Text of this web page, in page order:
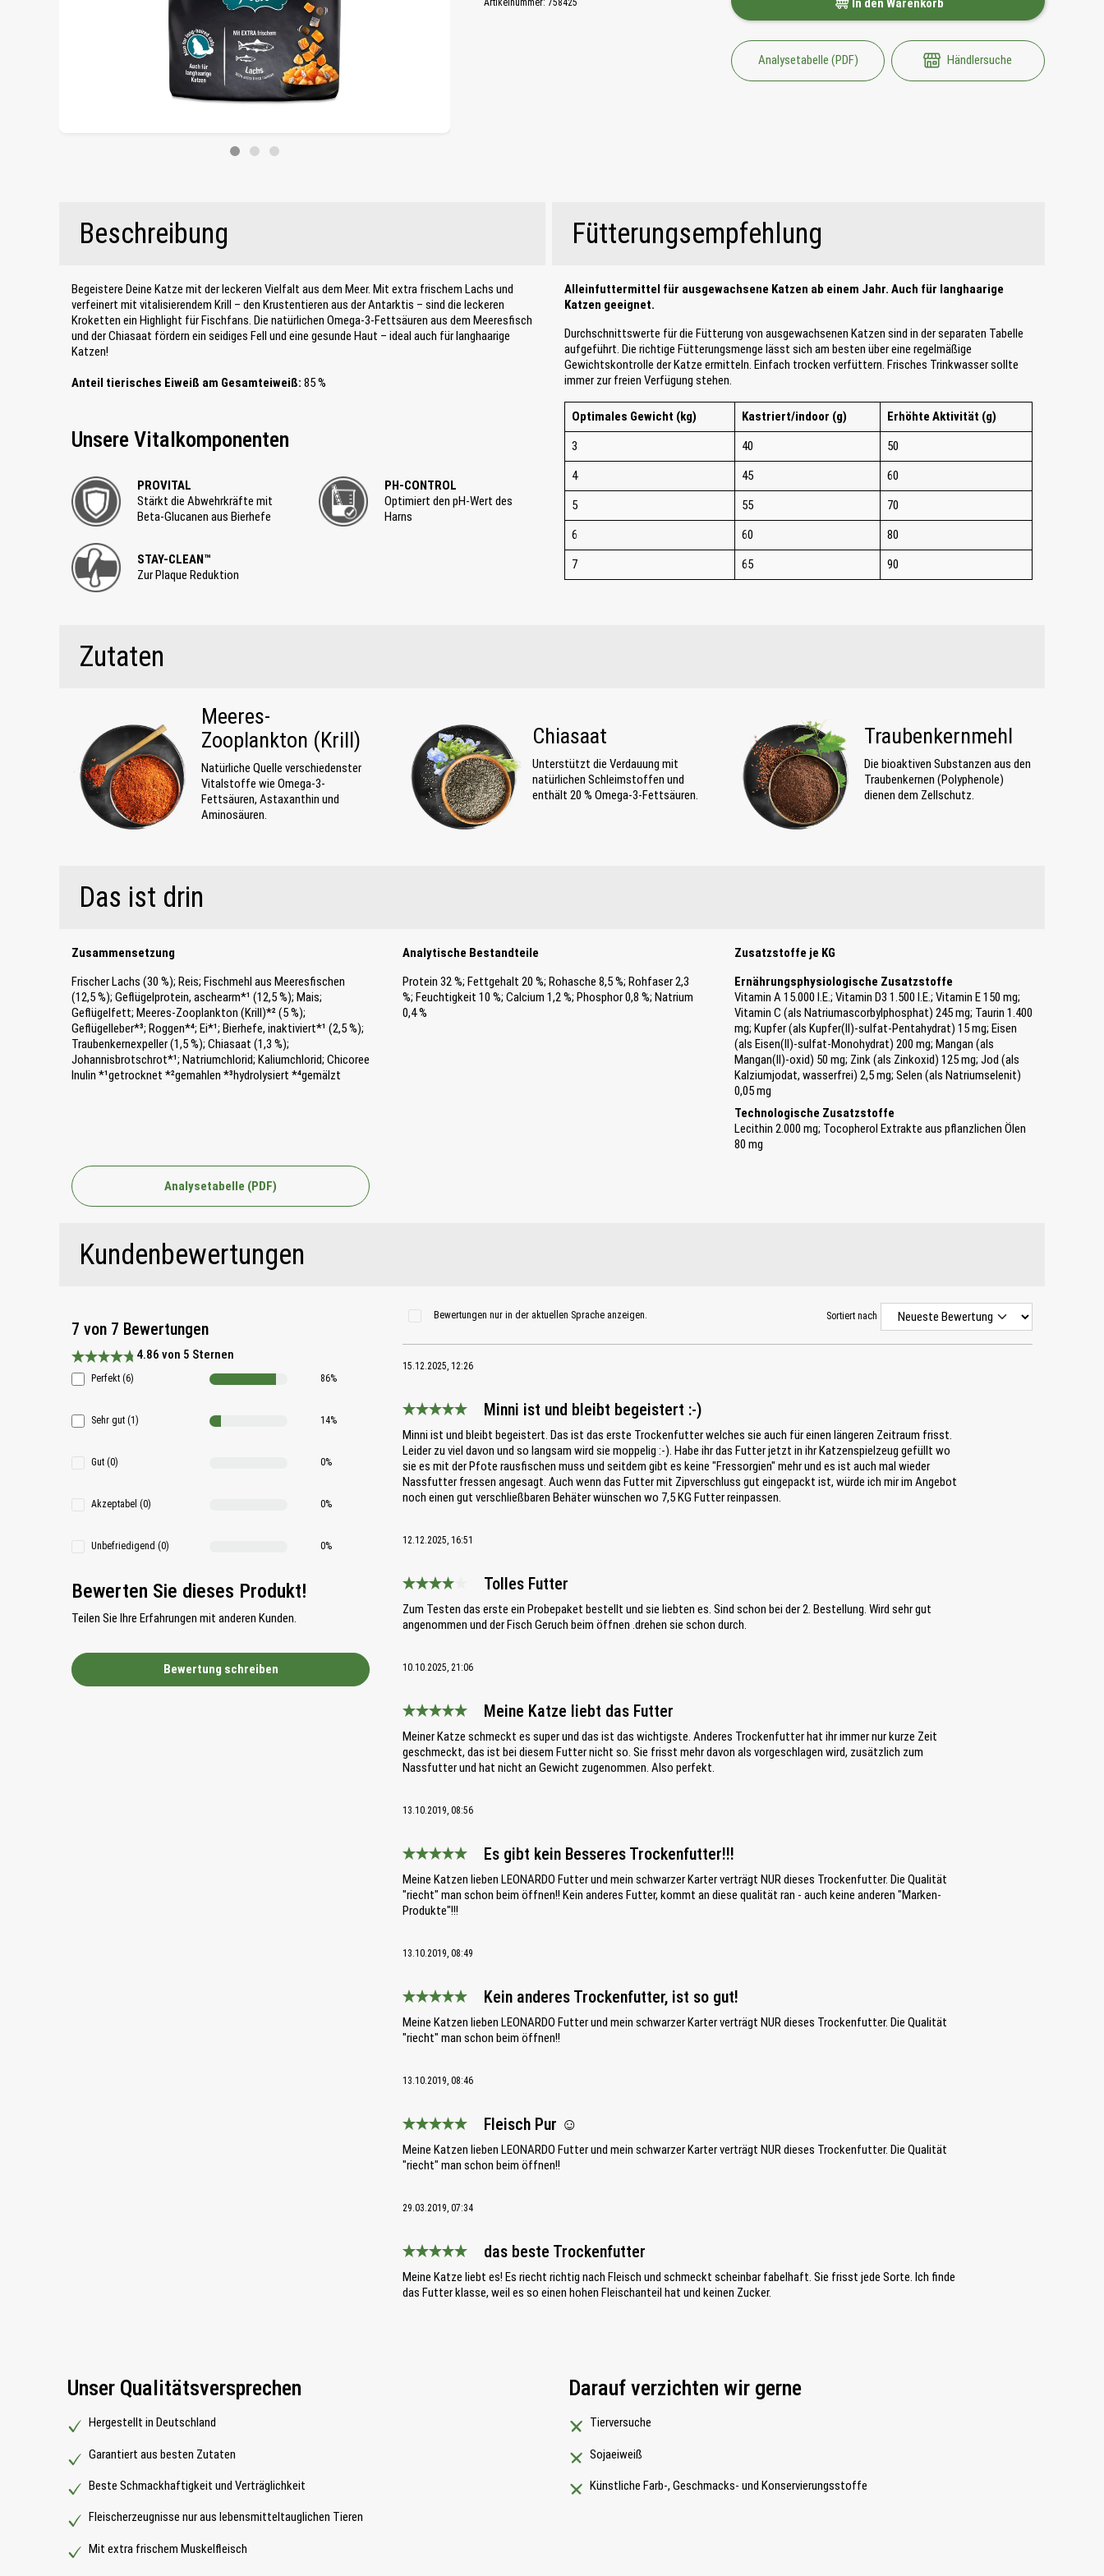
In den Warenkorb
Analysetabelle (PDF) Händlersuche
Beschreibung
Begeistere Deine Katze mit der leckeren Vielfalt aus dem Meer. Mit extra frischem Lachs und
verfeinert mit vitalisierendem Krill – den Krustentieren aus der Antarktis – sind die leckeren
Kroketten ein Highlight für Fischfans. Die natürlichen Omega-3-Fettsäuren aus dem Meeresfisch
und der Chiasaat fördern ein seidiges Fell und eine gesunde Haut – ideal auch für langhaarige
Katzen!
Anteil tierisches Eiweiß am Gesamteiweiß: 85 %
Unsere Vitalkomponenten
PROVITAL
Stärkt die Abwehrkräfte mit
Beta-Glucanen aus Bierhefe
PH-CONTROL
Optimiert den pH-Wert des
Harns
STAY-CLEAN™
Zur Plaque Reduktion
Zutaten
Meeres-
Zooplankton (Krill)
Natürliche Quelle verschiedenster
Vitalstoffe wie Omega-3-
Fettsäuren, Astaxanthin und
Aminosäuren.
Chiasaat
Unterstützt die Verdauung mit
natürlichen Schleimstoffen und
enthält 20 % Omega-3-Fettsäuren.
Traubenkernmehl
Die bioaktiven Substanzen aus den
Traubenkernen (Polyphenole)
dienen dem Zellschutz.
Fütterungsempfehlung
Alleinfuttermittel für ausgewachsene Katzen ab einem Jahr. Auch für langhaarige
Katzen geeignet.
Durchschnittswerte für die Fütterung von ausgewachsenen Katzen sind in der separaten Tabelle
aufgeführt. Die richtige Fütterungsmenge lässt sich am besten über eine regelmäßige
Gewichtskontrolle der Katze ermitteln. Einfach trocken verfüttern. Frisches Trinkwasser sollte
immer zur freien Verfügung stehen.
Optimales Gewicht (kg) Kastriert/indoor (g)
Erhöhte Aktivität (g)
3
40
50
4
45
60
5
55
70
6
60
80
7
65 90
Das ist drin
Zusammensetzung
Frischer Lachs (30 %); Reis; Fischmehl aus Meeresfischen
(12,5 %); Geflügelprotein, aschearm*¹ (12,5 %); Mais;
Geflügelfett; Meeres-Zooplankton (Krill)*² (5 %);
Geflügelleber*³; Roggen*⁴; Ei*¹; Bierhefe, inaktiviert*¹ (2,5 %);
Traubenkernexpeller (1,5 %); Chiasaat (1,3 %);
Johannisbrotschrot*¹; Natriumchlorid; Kaliumchlorid; Chicoree
Inulin *¹getrocknet *²gemahlen *³hydrolysiert *⁴gemälzt
Analytische Bestandteile
Protein 32 %; Fettgehalt 20 %; Rohasche 8,5 %; Rohfaser 2,3
%; Feuchtigkeit 10 %; Calcium 1,2 %; Phosphor 0,8 %; Natrium
0,4 %
Zusatzstoffe je KG
Ernährungsphysiologische Zusatzstoffe
Vitamin A 15.000 I.E.; Vitamin D3 1.500 I.E.; Vitamin E 150 mg;
Vitamin C (als Natriumascorbylphosphat) 245 mg; Taurin 1.400
mg; Kupfer (als Kupfer(II)-sulfat-Pentahydrat) 15 mg; Eisen
(als Eisen(II)-sulfat-Monohydrat) 200 mg; Mangan (als
Mangan(II)-oxid) 50 mg; Zink (als Zinkoxid) 125 mg; Jod (als
Kalziumjodat, wasserfrei) 2,5 mg; Selen (als Natriumselenit)
0,05 mg
Technologische Zusatzstoffe
Lecithin 2.000 mg; Tocopherol Extrakte aus pflanzlichen Ölen
80 mg
Analysetabelle (PDF)
Kundenbewertungen
7 von 7 Bewertungen
Durchschnittliche Bewertung 4.8 von 5 Sternen
4.86 von 5 Sternen
Perfekt (6) 86%
Sehr gut (1) 14%
Gut (0) 0%
Akzeptabel (0) 0%
Unbefriedigend (0) 0%
Bewerten Sie dieses Produkt!
Teilen Sie Ihre Erfahrungen mit anderen Kunden.
Bewertung schreiben
Bewertungen nur in der aktuellen Sprache anzeigen. Sortiert nach
15.12.2025, 12:26
Minni ist und bleibt begeistert :-)
Minni ist und bleibt begeistert. Das ist das erste Trockenfutter welches sie auch für einen längeren Zeitraum frisst.
Leider zu viel davon und so langsam wird sie moppelig :-). Habe ihr das Futter jetzt in ihr Katzenspielzeug gefüllt wo
sie es mit der Pfote rausfischen muss und seitdem gibt es keine "Fressorgien" mehr und es ist auch mal wieder
Nassfutter fressen angesagt. Auch wenn das Futter mit Zipverschluss gut eingepackt ist, würde ich mir im Angebot
noch einen gut verschließbaren Behäter wünschen wo 7,5 KG Futter reinpassen.
12.12.2025, 16:51
Tolles Futter
Zum Testen das erste ein Probepaket bestellt und sie liebten es. Sind schon bei der 2. Bestellung. Wird sehr gut
angenommen und der Fisch Geruch beim öffnen .drehen sie schon durch.
10.10.2025, 21:06
Meine Katze liebt das Futter
Meiner Katze schmeckt es super und das ist das wichtigste. Anderes Trockenfutter hat ihr immer nur kurze Zeit
geschmeckt, das ist bei diesem Futter nicht so. Sie frisst mehr davon als vorgeschlagen wird, zusätzlich zum
Nassfutter und hat nicht an Gewicht zugenommen. Also perfekt.
13.10.2019, 08:56
Bewertung mit 5 von 5 Sternen
Es gibt kein Besseres Trockenfutter!!!
Meine Katzen lieben LEONARDO Futter und mein schwarzer Karter verträgt NUR dieses Trockenfutter. Die Qualität
"riecht" man schon beim öffnen!! Kein anderes Futter, kommt an diese qualität ran - auch keine anderen "Marken-
Produkte"!!!
13.10.2019, 08:49
Kein anderes Trockenfutter, ist so gut!
Meine Katzen lieben LEONARDO Futter und mein schwarzer Karter verträgt NUR dieses Trockenfutter. Die Qualität
"riecht" man schon beim öffnen!!
13.10.2019, 08:46
Fleisch Pur ☺
Meine Katzen lieben LEONARDO Futter und mein schwarzer Karter verträgt NUR dieses Trockenfutter. Die Qualität
"riecht" man schon beim öffnen!!
29.03.2019, 07:34
das beste Trockenfutter
Meine Katze liebt es! Es riecht richtig nach Fleisch und schmeckt scheinbar fabelhaft. Sie frisst jede Sorte. Ich finde
das Futter klasse, weil es so einen hohen Fleischanteil hat und keinen Zucker.
Unser Qualitätsversprechen
Hergestellt in Deutschland
Garantiert aus besten Zutaten
Beste Schmackhaftigkeit und Verträglichkeit
Fleischerzeugnisse nur aus lebensmitteltauglichen Tieren
Mit extra frischem Muskelfleisch
Darauf verzichten wir gerne
Tierversuche
Sojaeiweiß
Künstliche Farb-, Geschmacks- und Konservierungsstoffe